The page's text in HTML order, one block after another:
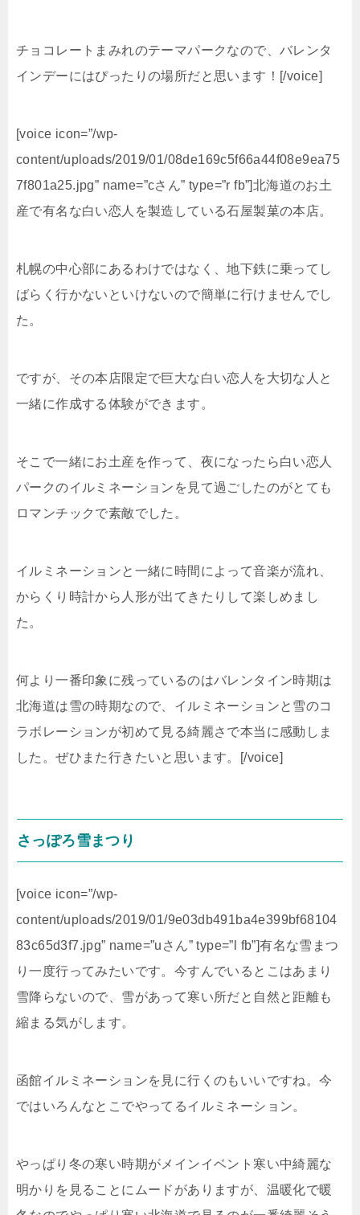
チョコレートまみれのテーマパークなので、バレンタ
インデーにはぴったりの場所だと思います！[/voice]
[voice icon=”/wp-
content/uploads/2019/01/08de169c5f66a44f08e9ea75
7f801a25.jpg” name=”cさん” type=”r fb”]北海道のお土
産で有名な白い恋人を製造している石屋製菓の本店。
札幌の中心部にあるわけではなく、地下鉄に乗ってし
ばらく行かないといけないので簡単に行けませんでし
た。
ですが、その本店限定で巨大な白い恋人を大切な人と
一緒に作成する体験ができます。
そこで一緒にお土産を作って、夜になったら白い恋人
パークのイルミネーションを見て過ごしたのがとても
ロマンチックで素敵でした。
イルミネーションと一緒に時間によって音楽が流れ、
からくり時計から人形が出てきたりして楽しめまし
た。
何より一番印象に残っているのはバレンタイン時期は
北海道は雪の時期なので、イルミネーションと雪のコ
ラボレーションが初めて見る綺麗さで本当に感動しま
した。ぜひまた行きたいと思います。[/voice]
さっぽろ雪まつり
[voice icon=”/wp-
content/uploads/2019/01/9e03db491ba4e399bf68104
83c65d3f7.jpg” name=”uさん” type=”l fb”]有名な雪まつ
り一度行ってみたいです。今すんでいるとこはあまり
雪降らないので、雪があって寒い所だと自然と距離も
縮まる気がします。
函館イルミネーションを見に行くのもいいですね。今
ではいろんなとこでやってるイルミネーション。
やっぱり冬の寒い時期がメインイベント寒い中綺麗な
明かりを見ることにムードがありますが、温暖化で暖